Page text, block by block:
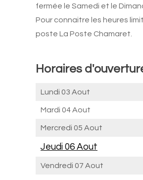
fermée le Samedi et le
Pour connaitre les heures
poste La Poste Chamaret.
Horaires
Lundi 03 Aout
Mardi 04 Aout
Mercredi 05 Aout
Jeudi 06 Aout
Vendredi 07 Aout